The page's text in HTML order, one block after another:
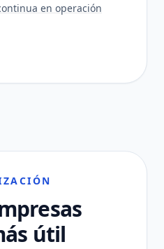
en operación
útil